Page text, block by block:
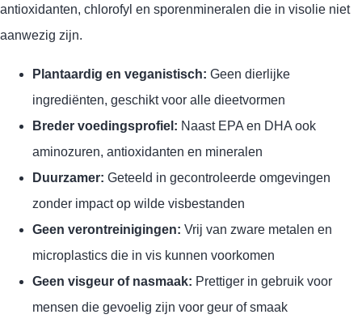
antioxidanten, chlorofyl en sporenmineralen die in visolie niet
aanwezig zijn.
Plantaardig en veganistisch: Geen dierlijke
ingrediënten, geschikt voor alle dieetvormen
Breder voedingsprofiel: Naast EPA en DHA ook
aminozuren, antioxidanten en mineralen
Duurzamer: Geteeld in gecontroleerde omgevingen
zonder impact op wilde visbestanden
Geen verontreinigingen: Vrij van zware metalen en
microplastics die in vis kunnen voorkomen
Geen visgeur of nasmaak: Prettiger in gebruik voor
mensen die gevoelig zijn voor geur of smaak